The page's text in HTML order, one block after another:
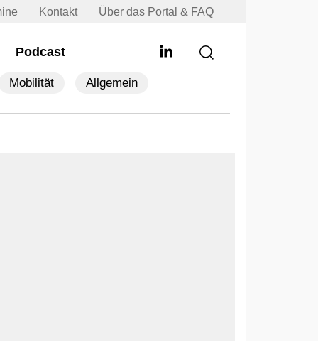
Kontakt Über das Portal & FAQ
Podcast
Mobilität Allgemein